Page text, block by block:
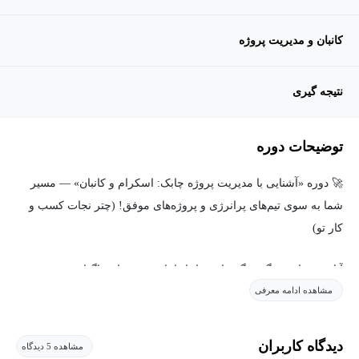
کانبان و مدیریت پروژه
نتیجه گیری
توضیحات دوره
🚀 دوره «آشنایی با مدیریت پروژه چابک: اسکرام و کانبان» — مسیر
شما به سوی تیم‌های پرانرژی و پروژه‌های موفق! (چتر نجات کسب و
کار تو)
آیا می‌خواهید دیگر درگیر تاخیرها، ابهامات و تغییرات ناگهانی پروژه
نشوید؟ آیا آماده‌اید تیم خود را به یک ماشین تولید ارزش تبدیل کنید، نه
در این دوره کوتاه، کاربردی و پرانرژی، شما نه فقط مفاهیم چابک را
مشاهده ادامه معرفی
دیدگاه کاربران مشاهده 5 دیدگاه